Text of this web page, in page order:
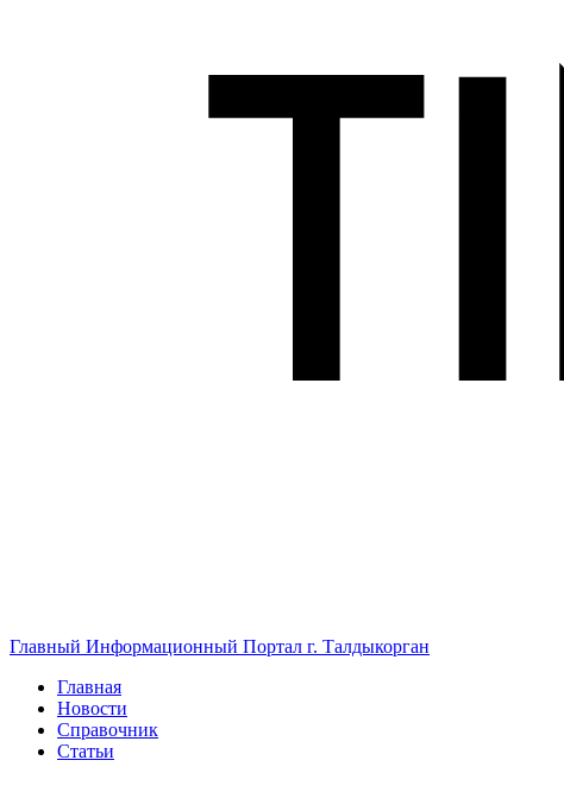
Главный Информационный Портал г. Талдыкорган
Главная
Новости
Справочник
Статьи